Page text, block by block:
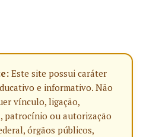
Este site possui caráter
e informativo. Não
vínculo, ligação,
patrocínio ou autorização
órgãos públicos,